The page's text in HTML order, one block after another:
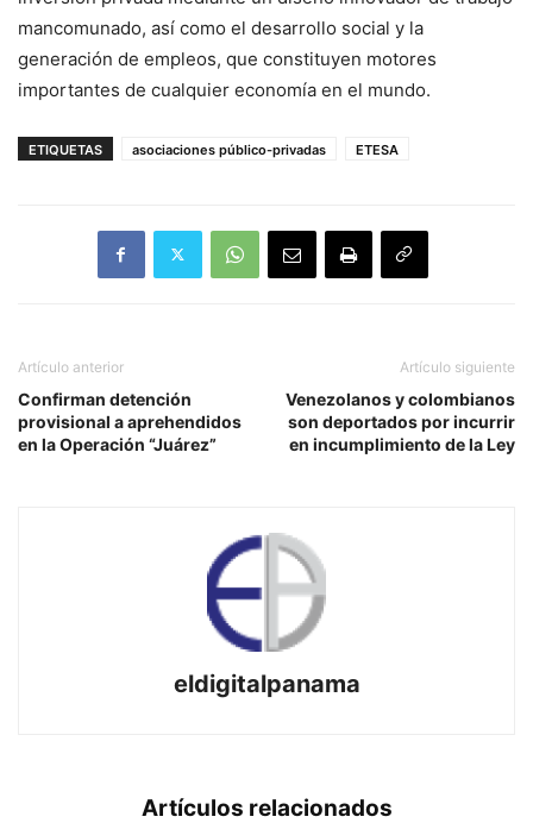
mancomunado, así como el desarrollo social y la
generación de empleos, que constituyen motores
importantes de cualquier economía en el mundo.
ETIQUETAS asociaciones público-privadas ETESA
Artículo anterior
Confirman detención
provisional a aprehendidos
en la Operación “Juárez”
Artículo siguiente
Venezolanos y colombianos
son deportados por incurrir
en incumplimiento de la Ley
eldigitalpanama
Artículos relacionados